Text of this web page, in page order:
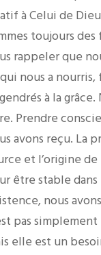
à Celui de
toujours
rappeler que
nous a
à la
Prendre
avons reçu. La
et l’origine
être stable
nous
pas
elle est un